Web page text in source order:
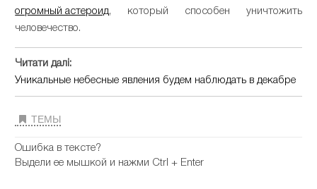
огромный астероид, который способен уничтожить
человечество.
Читати далі:
Уникальные небесные явления будем наблюдать в декабре
ТЕМЫ
Ошибка в тексте?
Выдели ее мышкой и нажми Ctrl + Enter